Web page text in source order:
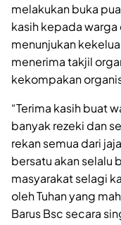
melakukan buka
kasih kepada warga
menunjukan
menerima takjil
kekompakan
“Terima kasih buat
banyak rezeki dan
rekan semua dari
bersatu akan selalu
masyarakat selagi
oleh Tuhan yang
Barus Bsc secara